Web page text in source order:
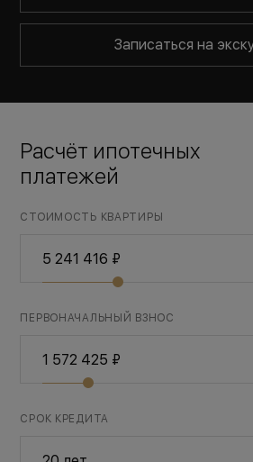
Записаться на
Расчёт ипотечных
платежей
СТОИМОСТЬ КВАРТИРЫ
ПЕРВОНАЧАЛЬНЫЙ ВЗНОС
СРОК КРЕДИТА